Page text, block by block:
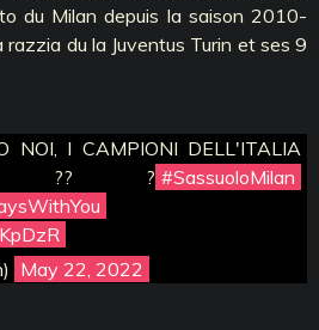
du Milan depuis la saison 2010-
du la Juventus Turin et ses 9
NOI, I CAMPIONI DELL'ITALIA
?? ? #SassuoloMilan
May 22, 2022